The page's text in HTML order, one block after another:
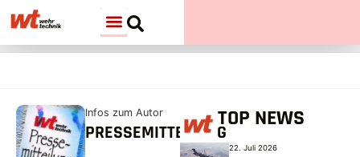
Infos zum Autor
PRESSEMITTEILUNG
TOP NEWS
22. Juli 2026